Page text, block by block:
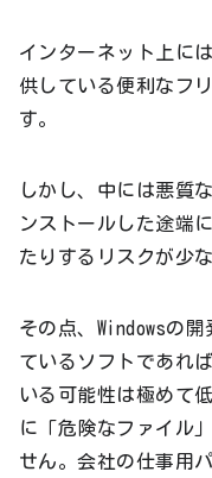
インターネット上に
供している便利なフ
す。
しかし、中には悪質
ンストールした途端
たりするリスクが少
その点、Windowsの
ているソフトであれ
いる可能性は極めて
に「危険なファイル
せん。会社の仕事用